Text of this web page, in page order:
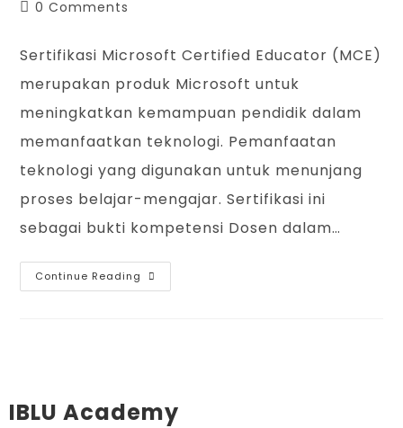
0 Comments
Sertifikasi Microsoft Certified Educator (MCE)
merupakan produk Microsoft untuk
meningkatkan kemampuan pendidik dalam
memanfaatkan teknologi. Pemanfaatan
teknologi yang digunakan untuk menunjang
proses belajar-mengajar. Sertifikasi ini
sebagai bukti kompetensi Dosen dalam…
Continue Reading
IBLU Academy